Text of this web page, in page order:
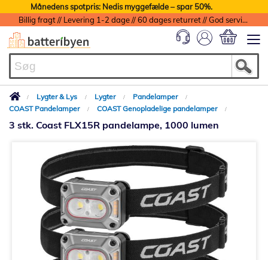
Månedens spotpris: Nedis myggefælde – spar 50%.
Billig fragt // Levering 1-2 dage // 60 dages returret // God service med garanti
Lygter & Lys Lygter
Pandelamper
COAST Pandelamper
COAST Genopladelige pandelamper
3 stk. Coast FLX15R pandelampe, 1000 lumen
slutningen
billedgalleriet